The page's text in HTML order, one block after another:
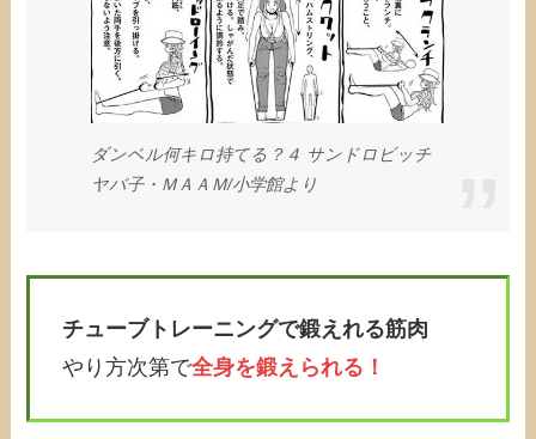
ダンベル何キロ持てる？４ サンドロビッチ
ヤバ子・ＭＡＡＭ/小学館より
チューブトレーニングで鍛えれる筋肉
やり方次第で全身を鍛えられる！